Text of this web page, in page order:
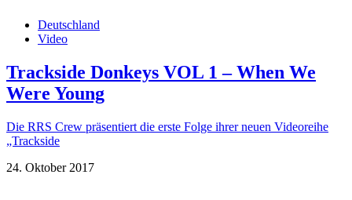
Deutschland
Video
Trackside Donkeys VOL 1 – When We
Were Young
Die RRS Crew präsentiert die erste Folge ihrer neuen Videoreihe
„Trackside
24. Oktober 2017